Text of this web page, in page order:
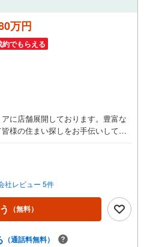
万円
約でもらえる
に店舗展開しております。豊富な
様の住まい探しをお手伝いしてお
も同時開催中無理のない住宅ロー
かかる諸費用の概算も行っており
金計画のアドバイスをさせて頂き
談ください。
社レビュー 5件
（無料）
（通話料無料）